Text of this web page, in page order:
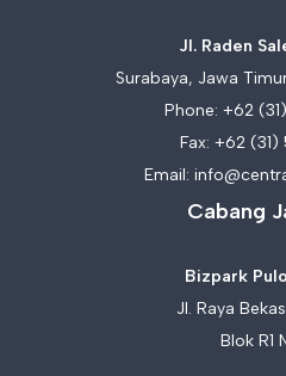
Jl. Raden
Surabaya, Jawa
Phone: +62
Fax: +62 (31)
Email:
Cabang
Bizpark
Jl. Raya
Blok R1